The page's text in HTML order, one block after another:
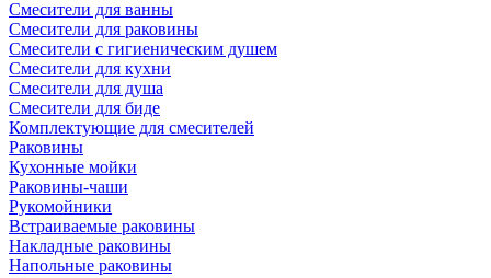
Смесители для ванны
Смесители для раковины
Смесители с гигиеническим душем
Смесители для кухни
Смесители для душа
Смесители для биде
Комплектующие для смесителей
Раковины
Кухонные мойки
Раковины-чаши
Рукомойники
Встраиваемые раковины
Накладные раковины
Напольные раковины